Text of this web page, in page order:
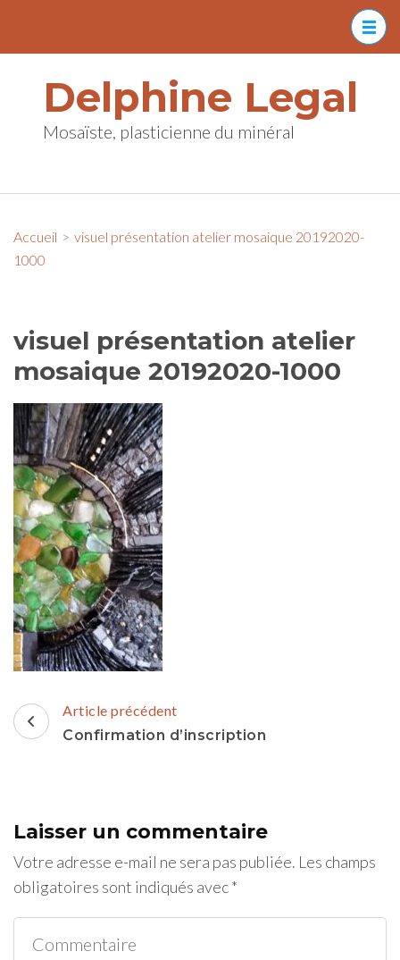
(Pressez
Entrée)Delphine Legal
Mosaïste, plasticienne du minéral
Accueil > visuel présentation atelier mosaique 20192020-
1000
visuel présentation atelier
mosaique 20192020-1000
Navigation
d'article
Article précédent
Confirmation d’inscription
Laisser un commentaire
Votre adresse e-mail ne sera pas publiée. Les champs
obligatoires sont indiqués avec*